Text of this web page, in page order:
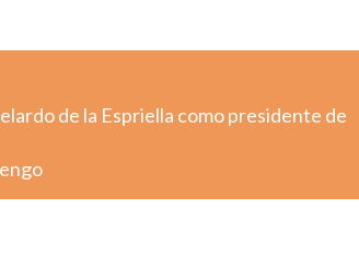
de la Espriella como presidente de